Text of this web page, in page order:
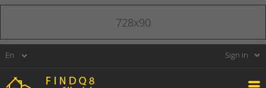
Sign in
728x90